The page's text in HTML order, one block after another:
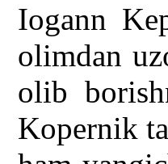
Iogann
olimdan
olib
Kopernik